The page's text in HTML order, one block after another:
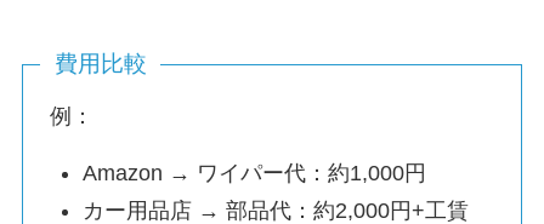
費用比較
例：
Amazon → ワイパー代：約1,000円
カー用品店 → 部品代：約2,000円+工賃